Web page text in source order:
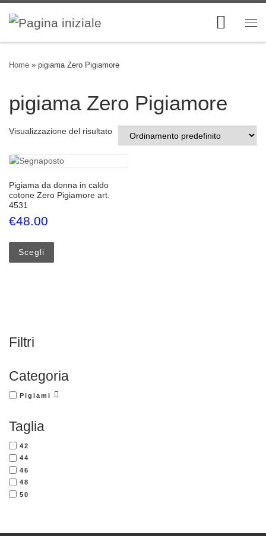
Skip to content
Home » pigiama Zero Pigiamore
pigiama Zero Pigiamore
Visualizzazione del risultato
Pigiama da donna in caldo
cotone Zero Pigiamore art.
4531
€48.00
Scegli
Filtri
Categoria
Pigiami
Taglia
42
44
46
48
50